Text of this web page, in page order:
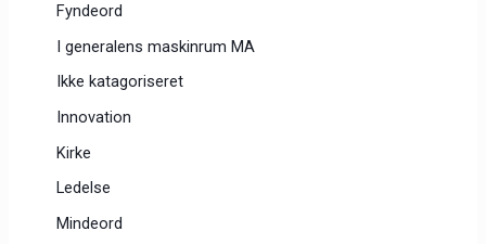
Fyndeord
I generalens maskinrum MA
Ikke katagoriseret
Innovation
Kirke
Ledelse
Mindeord